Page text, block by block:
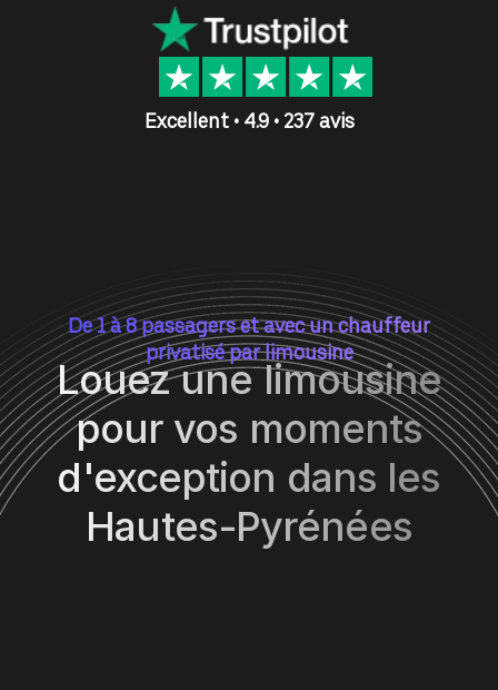
Excellent • 4.9 • 237 avis
De 1 à 8 passagers et avec un chauffeur
privatisé par limousine
Louez une limousine
pour vos moments
d'exception dans les
Hautes-Pyrénées